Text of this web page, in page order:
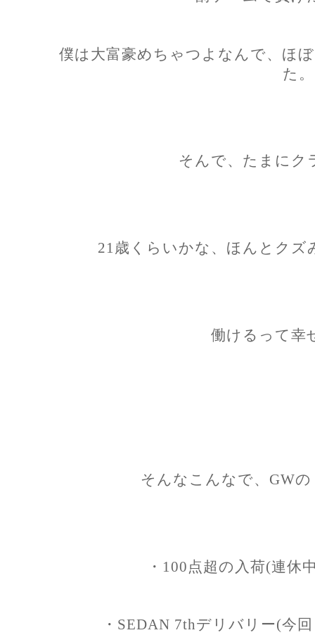
僕は大富豪めちゃつよなんで、ほ
た。
そんで、たまにク
21歳くらいかな、ほんとク
働けるって幸
そんなこんなで、GW
・100点超の入荷(連休
・SEDAN 7thデリバリー(今